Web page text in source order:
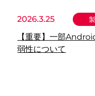
2026.3.25
【重要】一部
弱性について